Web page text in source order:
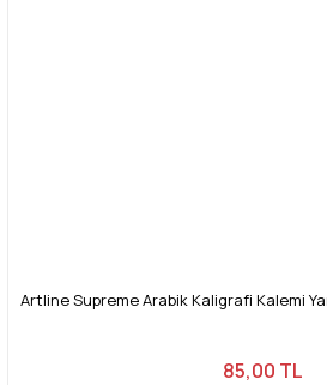
Artline Supreme Arabik Kaligrafi Kalemi
85,00 TL